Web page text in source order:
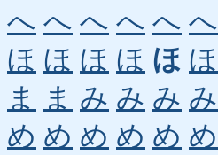
へ へ へ へ へ へ
ほ ほ ほ ほ ほ ほ
ま
ま み み み み
め め め め め め